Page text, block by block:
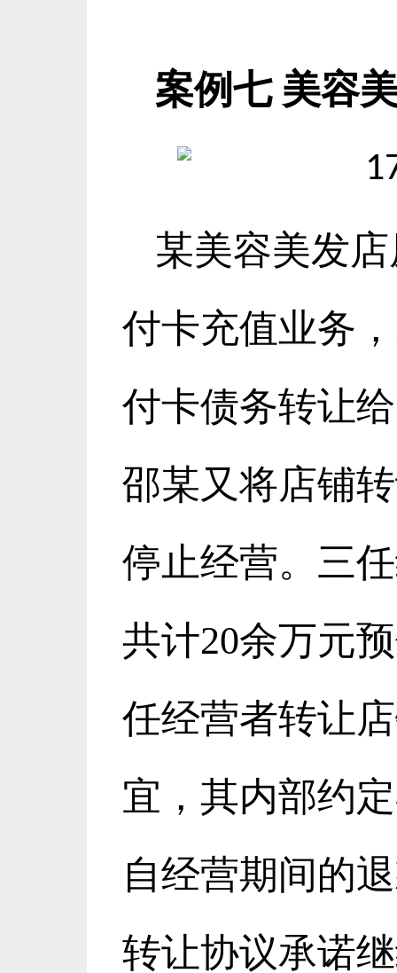
案例七 美容
某美容美发
付卡充值业务，
付卡债务转让
邵某又将店铺
停止经营。三
共计20余万元
任经营者转让
宜，其内部约
自经营期间的
转让协议承诺